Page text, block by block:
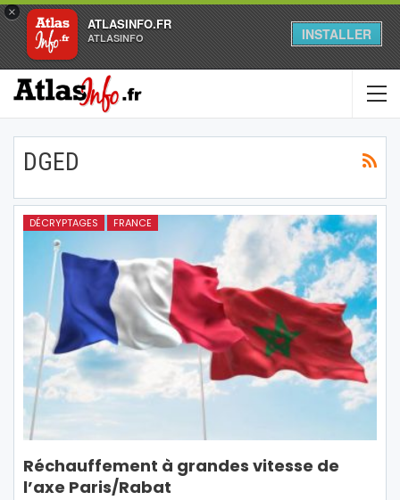
×
ATLASINFO.FR
ATLASINFO INSTALLER
DGED
DÉCRYPTAGES FRANCE
Réchauffement à grandes vitesse de
l’axe Paris/Rabat